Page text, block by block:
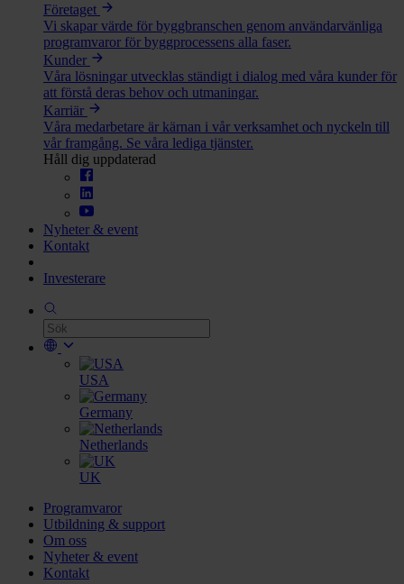
Företaget
Vi skapar värde för byggbranschen genom användarvänliga
programvaror för byggprocessens alla faser.
Kunder
Våra lösningar utvecklas ständigt i dialog med våra kunder för
att förstå deras behov och utmaningar.
Karriär
Våra medarbetare är kärnan i vår verksamhet och nyckeln till
vår framgång. Se våra lediga tjänster.
Håll dig uppdaterad
Nyheter & event
Kontakt
Investerare
USA
Germany
Netherlands
UK
Programvaror
Utbildning & support
Om oss
Nyheter & event
Kontakt